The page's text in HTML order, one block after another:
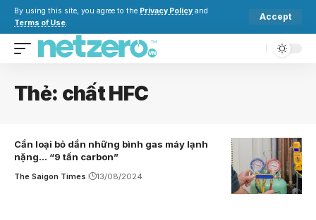
By using this site, you agree to the Privacy Policy and
Terms of Use.
Accept
Thẻ: chất HFC
Cần loại bỏ dần những bình gas máy lạnh
nặng… “9 tấn carbon”
The Saigon Times 13/08/2024